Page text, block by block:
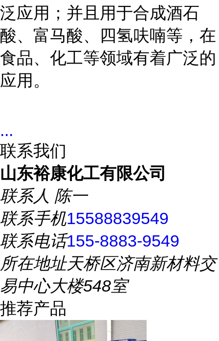
泛应用；并且用于合成酒石
酸、富马酸、四氢呋喃等，在
食品、化工等领域有着广泛的
应用。
...
联系我们
山东裕康化工有限公司
联系人 陈一
联系手机15588839549
联系电话155-8883-9549
所在地址天桥区济南新材料交
易中心大楼548室
推荐产品